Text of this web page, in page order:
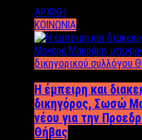
ΑΡΧΙΚΗ
ΚΟΙΝΩΝΙΑ
Η έμπειρη και
δικηγόρος, Σωσώ
νέου για την
Θήβας